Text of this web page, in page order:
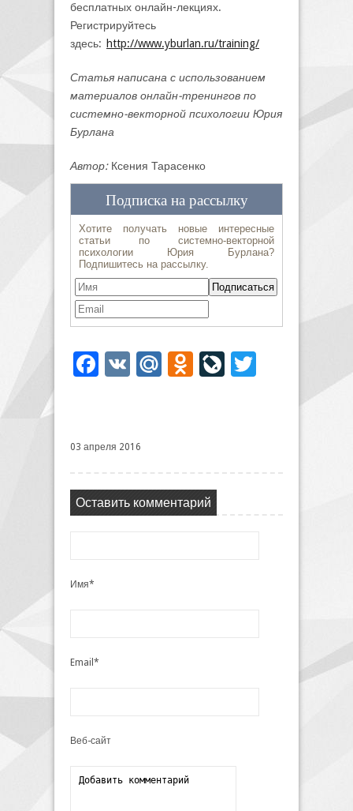
бесплатных онлайн-лекциях.
Регистрируйтесь
здесь: http://www.yburlan.ru/training/
Статья написана с использованием
материалов онлайн-тренингов по
системно-векторной психологии Юрия
Бурлана
Автор:Ксения Тарасенко
Facebook
VK Mail.Ru Odnoklassniki
LiveJournal
03 апреля 2016
Оставить комментарий
Имя*
Email*
Веб-сайт